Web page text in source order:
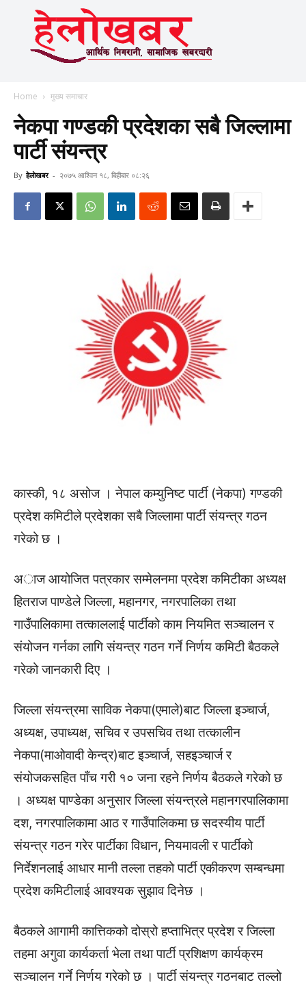
Home मुख्य समाचार
नेकपा गण्डकी प्रदेशका सबै जिल्लामा
पार्टी संयन्त्र
By हेलाेखबर - २०७५ आश्विन १८, बिहीबार ०८:२६
कास्की, १८ असोज । नेपाल कम्युनिष्ट पार्टी (नेकपा) गण्डकी
प्रदेश कमिटीले प्रदेशका सबै जिल्लामा पार्टी संयन्त्र गठन
गरेको छ ।
अाज आयोजित पत्रकार सम्मेलनमा प्रदेश कमिटीका अध्यक्ष
हितराज पाण्डेले जिल्ला, महानगर, नगरपालिका तथा
गाउँपालिकामा तत्काललाई पार्टीको काम नियमित सञ्चालन र
संयोजन गर्नका लागि संयन्त्र गठन गर्ने निर्णय कमिटी बैठकले
गरेको जानकारी दिए ।
जिल्ला संयन्त्रमा साविक नेकपा(एमाले)बाट जिल्ला इञ्चार्ज,
अध्यक्ष, उपाध्यक्ष, सचिव र उपसचिव तथा तत्कालीन
नेकपा(माओवादी केन्द्र)बाट इञ्चार्ज, सहइञ्चार्ज र
संयोजकसहित पाँच गरी १० जना रहने निर्णय बैठकले गरेको छ
। अध्यक्ष पाण्डेका अनुसार जिल्ला संयन्त्रले महानगरपालिकामा
दश, नगरपालिकामा आठ र गाउँपालिकमा छ सदस्यीय पार्टी
संयन्त्र गठन गरेर पार्टीका विधान, नियमावली र पार्टीको
निर्देशनलाई आधार मानी तल्ला तहको पार्टी एकीकरण सम्बन्धमा
प्रदेश कमिटीलाई आवश्यक सुझाव दिनेछ ।
बैठकले आगामी कात्तिकको दोस्रो हप्ताभित्र प्रदेश र जिल्ला
तहमा अगुवा कार्यकर्ता भेला तथा पार्टी प्रशिक्षण कार्यक्रम
सञ्चालन गर्ने निर्णय गरेको छ । पार्टी संयन्त्र गठनबाट तल्लो